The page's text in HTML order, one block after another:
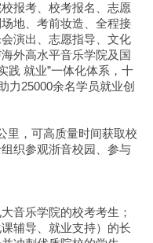
报考、校考报名、志愿
地、考前妆造、全程接
演出、志愿指导、文化
外高水平音乐学院及国
践 就业”一体化体系，十
力25000余名学员就业创
里，可高质量时间获取校
织参观浙音校园、参与
音乐学院的校考考生；
辅导、就业支持）的长